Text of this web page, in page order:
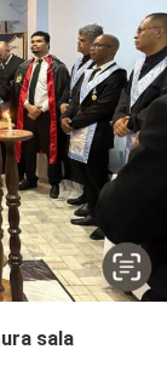
sala